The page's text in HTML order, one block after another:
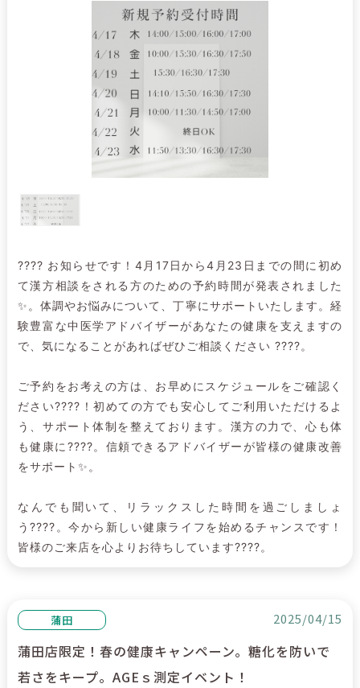
???? お知らせです！4月17日から4月23日までの間に初め
て漢方相談をされる方のための予約時間が発表されました
✨。体調やお悩みについて、丁寧にサポートいたします。経
験豊富な中医学アドバイザーがあなたの健康を支えますの
で、気になることがあればぜひご相談ください ????。
ご予約をお考えの方は、お早めにスケジュールをご確認く
ださい????！初めての方でも安心してご利用いただけるよ
う、サポート体制を整えております。漢方の力で、心も体
も健康に????。信頼できるアドバイザーが皆様の健康改善
をサポート✨。
なんでも聞いて、リラックスした時間を過ごしましょ
う????。今から新しい健康ライフを始めるチャンスです！
皆様のご来店を心よりお待ちしています????。
蒲田 2025/04/15
蒲田店限定！春の健康キャンペーン。糖化を防いで
若さをキープ。AGEｓ測定イベント！